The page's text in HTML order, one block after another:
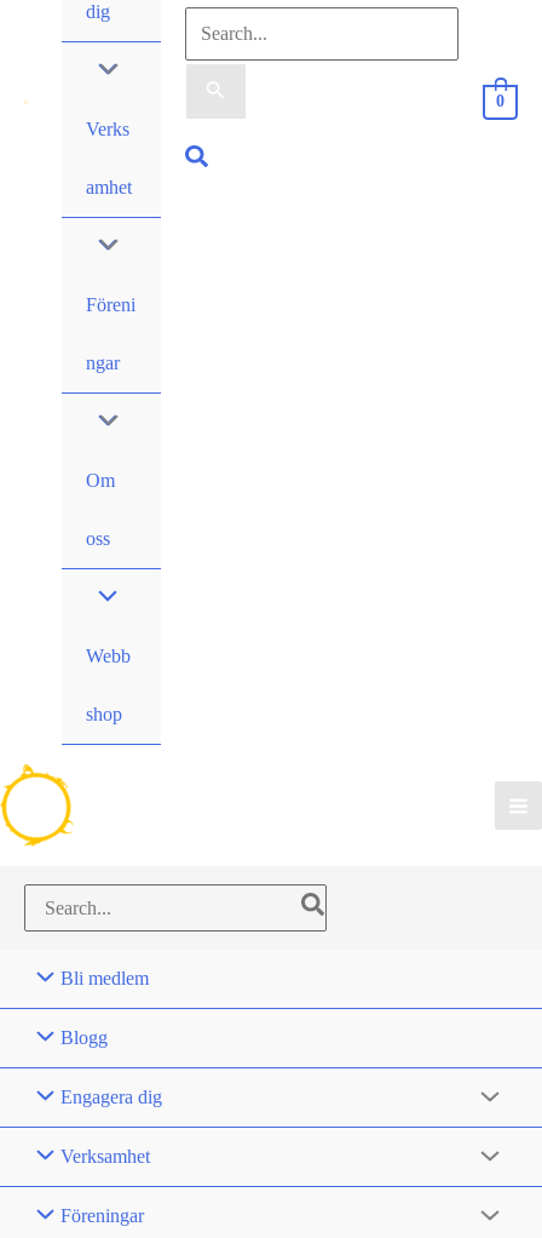
dig
Verks
amhet
Föreni
ngar
Om
oss
Webb
shop
Sök
efter:
Sök
0
Search
for:
Bli medlem
Blogg
Engagera dig
Verksamhet
Föreningar